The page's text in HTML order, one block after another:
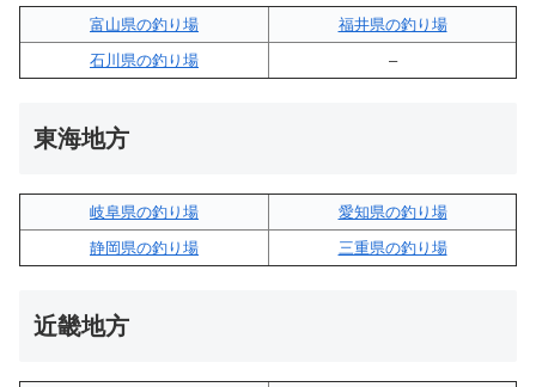
富山県の釣り場
福井県の釣り場
石川県の釣り場
–
東海地方
岐阜県の釣り場
愛知県の釣り場
静岡県の釣り場
三重県の釣り場
近畿地方